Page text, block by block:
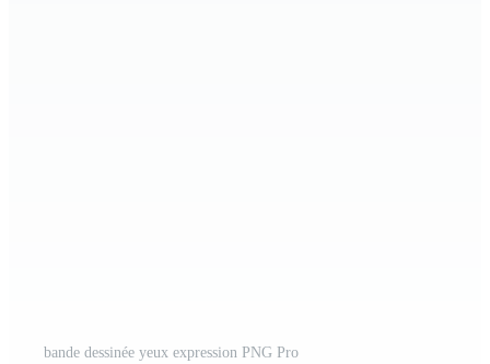
bande dessinée yeux expression PNG Pro